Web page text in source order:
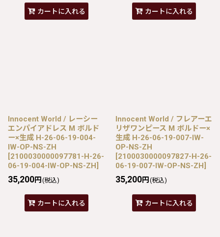
カートに入れる カートに入れる
Innocent World / レーシー
エンパイアドレス M ボルド
ー×生成 H-26-06-19-004-
IW-OP-NS-ZH
[2100030000097781-H-26-
06-19-004-IW-OP-NS-ZH]
35,200円 (税込)
カートに入れる
Innocent World / フレアーエ
リザワンピース M ボルドー×
生成 H-26-06-19-007-IW-
OP-NS-ZH
[2100030000097827-H-26-
06-19-007-IW-OP-NS-ZH]
35,200円 (税込)
カートに入れる